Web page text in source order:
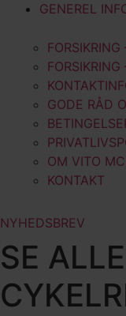
GENEREL
FORSIKRING
GODE RÅD
OM VITO
KONTAKT
NYHEDSBREV
SE